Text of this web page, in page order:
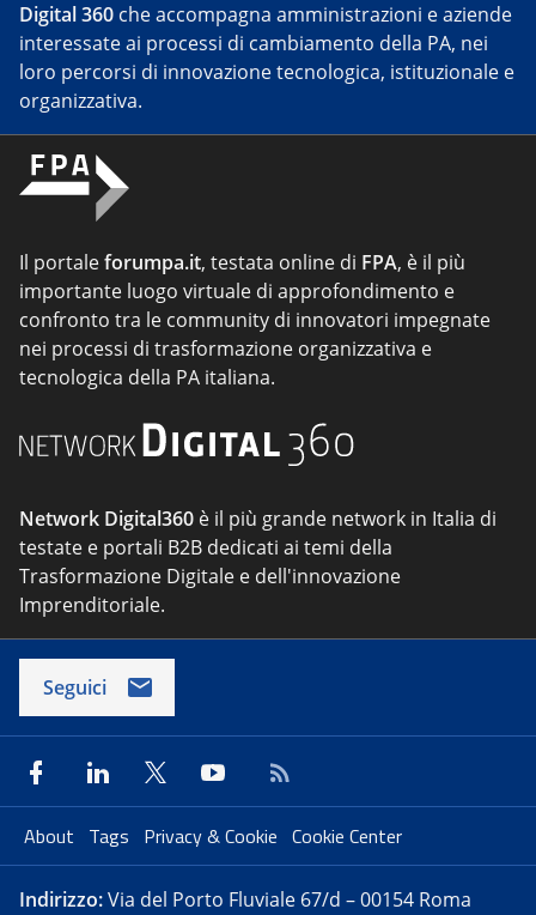
Digital 360 che accompagna amministrazioni e aziende
interessate ai processi di cambiamento della PA, nei
loro percorsi di innovazione tecnologica, istituzionale e
organizzativa.
Il portaleforumpa.it, testata online di FPA, è il più
importante luogo virtuale di approfondimento e
confronto tra le community di innovatori impegnate
nei processi di trasformazione organizzativa e
tecnologica della PA italiana.
Network Digital360 è il più grande network in Italia di
testate e portali B2B dedicati ai temi della
Trasformazione Digitale e dell'innovazione
Imprenditoriale.
Seguici
About Tags Privacy & Cookie Cookie Center
Indirizzo:Via del Porto Fluviale 67/d – 00154 Roma